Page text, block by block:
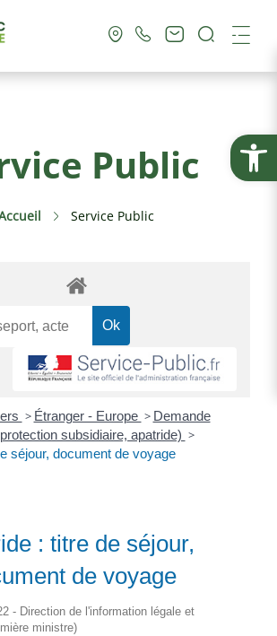
Ouvrir
Public
Service Public
> Étranger - Europe > Demande
subsidiaire, apatride) >
séjour, document de voyage
: titre de séjour,
de voyage
- Direction de l'information légale et
ministre)